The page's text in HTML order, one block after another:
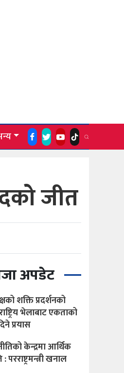
जीत
अपडेट
शक्ति प्रदर्शनको
भेलाबाट एकताको
प्रयास
नीतिको केन्द्रमा आर्थिक
परराष्ट्रमन्त्री खनाल